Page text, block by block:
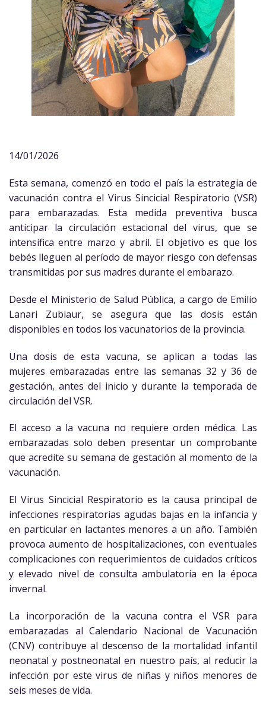
14/01/2026
Esta semana, comenzó en todo el país la estrategia de
vacunación contra el Virus Sincicial Respiratorio (VSR)
para embarazadas. Esta medida preventiva busca
anticipar la circulación estacional del virus, que se
intensifica entre marzo y abril. El objetivo es que los
bebés lleguen al período de mayor riesgo con defensas
transmitidas por sus madres durante el embarazo.
Desde el Ministerio de Salud Pública, a cargo de Emilio
Lanari Zubiaur, se asegura que las dosis están
disponibles en todos los vacunatorios de la provincia.
Una dosis de esta vacuna, se aplican a todas las
mujeres embarazadas entre las semanas 32 y 36 de
gestación, antes del inicio y durante la temporada de
circulación del VSR.
El acceso a la vacuna no requiere orden médica. Las
embarazadas solo deben presentar un comprobante
que acredite su semana de gestación al momento de la
vacunación.
El Virus Sincicial Respiratorio es la causa principal de
infecciones respiratorias agudas bajas en la infancia y
en particular en lactantes menores a un año. También
provoca aumento de hospitalizaciones, con eventuales
complicaciones con requerimientos de cuidados críticos
y elevado nivel de consulta ambulatoria en la época
invernal.
La incorporación de la vacuna contra el VSR para
embarazadas al Calendario Nacional de Vacunación
(CNV) contribuye al descenso de la mortalidad infantil
neonatal y postneonatal en nuestro país, al reducir la
infección por este virus de niñas y niños menores de
seis meses de vida.